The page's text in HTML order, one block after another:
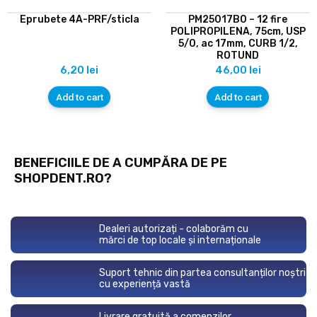
Eprubete 4A-PRF/sticla
6,20 lei
Add to cart
PM25017B0 – 12 fire
POLIPROPILENA, 75cm, USP
5/0, ac 17mm, CURB 1/2,
ROTUND
46,00 lei
Add to cart
BENEFICIILE DE A CUMPĂRA DE PE
SHOPDENT.RO?
Dealeri autorizați - colaborăm cu
mărci de top locale și internaționale
Suport tehnic din partea consultanților noștri
cu experiență vastă